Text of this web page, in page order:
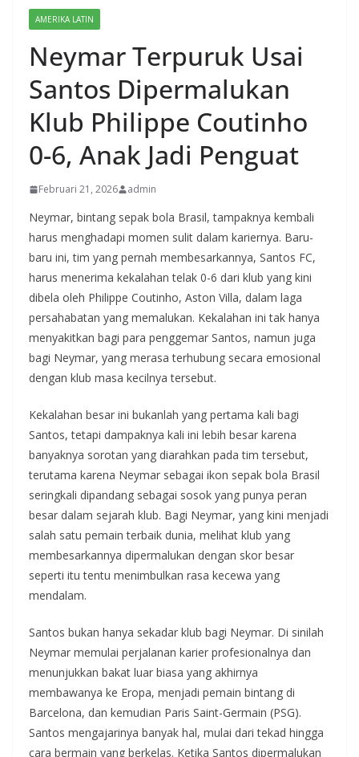
AMERIKA LATIN
Neymar Terpuruk Usai
Santos Dipermalukan
Klub Philippe Coutinho
0-6, Anak Jadi Penguat
Februari 21, 2026 admin
Neymar, bintang sepak bola Brasil, tampaknya kembali
harus menghadapi momen sulit dalam kariernya. Baru-
baru ini, tim yang pernah membesarkannya, Santos FC,
harus menerima kekalahan telak 0-6 dari klub yang kini
dibela oleh Philippe Coutinho, Aston Villa, dalam laga
persahabatan yang memalukan. Kekalahan ini tak hanya
menyakitkan bagi para penggemar Santos, namun juga
bagi Neymar, yang merasa terhubung secara emosional
dengan klub masa kecilnya tersebut.
Kekalahan besar ini bukanlah yang pertama kali bagi
Santos, tetapi dampaknya kali ini lebih besar karena
banyaknya sorotan yang diarahkan pada tim tersebut,
terutama karena Neymar sebagai ikon sepak bola Brasil
seringkali dipandang sebagai sosok yang punya peran
besar dalam sejarah klub. Bagi Neymar, yang kini menjadi
salah satu pemain terbaik dunia, melihat klub yang
membesarkannya dipermalukan dengan skor besar
seperti itu tentu menimbulkan rasa kecewa yang
mendalam.
Santos bukan hanya sekadar klub bagi Neymar. Di sinilah
Neymar memulai perjalanan karier profesionalnya dan
menunjukkan bakat luar biasa yang akhirnya
membawanya ke Eropa, menjadi pemain bintang di
Barcelona, dan kemudian Paris Saint-Germain (PSG).
Santos mengajarinya banyak hal, mulai dari tekad hingga
cara bermain yang berkelas. Ketika Santos dipermalukan